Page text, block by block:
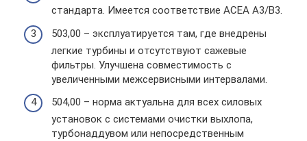
стандарта. Имеется соответствие ACEA A3/B3.
503,00 – эксплуатируется там, где внедрены
легкие турбины и отсутствуют сажевые
фильтры. Улучшена совместимость с
увеличенными межсервисными интервалами.
504,00 – норма актуальна для всех силовых
установок с системами очистки выхлопа,
турбонаддувом или непосредственным